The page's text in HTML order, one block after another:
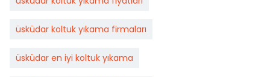
üsküdar koltuk yıkama firmaları
üsküdar en iyi koltuk yıkama